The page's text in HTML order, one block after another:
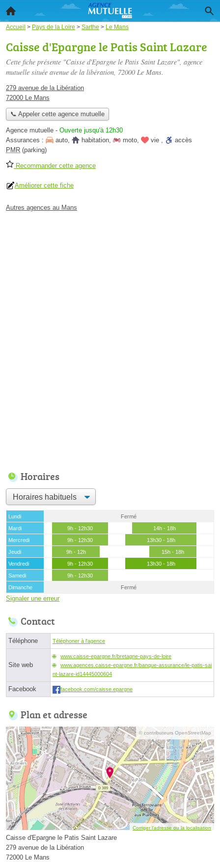
Accueil > Pays de la Loire > Sarthe > Le Mans
Caisse d'Epargne le Patis Saint Lazare
Cette fiche présente "Caisse d'Epargne le Patis Saint Lazare", agence
mutuelle située avenue de la libération, 72000 Le Mans.
279 avenue de la Libération
72000 Le Mans
📞 Appeler cette agence mutuelle
Agence mutuelle - Ouverte jusqu'à 12h30
Assurances :
auto, habitation, moto, vie ,
accès
PMR (parking)
Recommander cette agence
Améliorer cette fiche
Autres agences au Mans
Horaires
Lundi
Fermé
Mardi
9h - 12h30
14h - 18h
Mercredi
9h - 12h30
13h30 - 18h
Jeudi
9h - 12h
15h - 18h
Vendredi
9h - 12h30
13h30 - 18h
Samedi
9h - 12h30
Dimanche
Fermé
Signaler une erreur
Contact
Téléphone Téléphoner à l'agence
Site web
www.caisse-epargne.fr/bretagne-pays-de-loire
www.agences.caisse-epargne.fr/banque-assurance/le-patis-sai
nt-lazare-id14445000604
Facebook facebook.com/caisse.epargne
Plan et adresse
© contributeurs OpenStreetMap
Corriger l’adresse ou la localisation
Caisse d'Epargne le Patis Saint Lazare
279 avenue de la Libération
72000 Le Mans